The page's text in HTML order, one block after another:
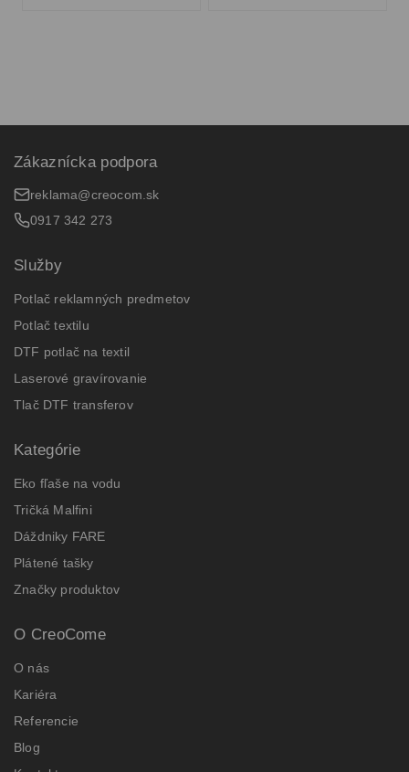
Zákaznícka podpora
reklama@creocom.sk
0917 342 273
Služby
Potlač reklamných predmetov
Potlač textilu
DTF potlač na textil
Laserové gravírovanie
Tlač DTF transferov
Kategórie
Eko fľaše na vodu
Tričká Malfini
Dáždniky FARE
Plátené tašky
Značky produktov
O CreoCome
O nás
Kariéra
Referencie
Blog